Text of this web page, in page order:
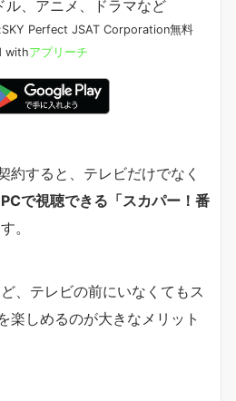
ル、アニメ、ドラマなど
SKY Perfect JSAT Corporation無料
withアプリーチ
約すると、テレビだけでなく
で視聴できる「スカパー！番
。
、テレビの前にいなくてもス
楽しめるのが大きなメリット